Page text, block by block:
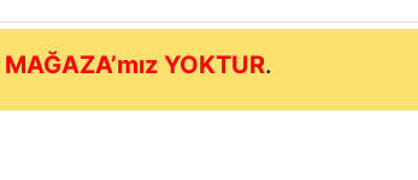
MAĞAZA’mız YOKTUR.